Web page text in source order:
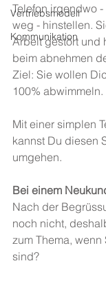
Vertriebsmodell
Kommunikation
Telefon irgendwo
weg - hinstellen.
Arbeit gestört und
beim abnehmen
Ziel: Sie wollen
100% abwimmeln.
Mit einer simplen
kannst Du diesen
umgehen.
Bei einem
Nach der
noch nicht,
zum Thema,
sind?